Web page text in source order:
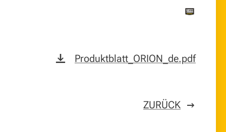
Produktblatt_ORION_de.pdf
ZURÜCK